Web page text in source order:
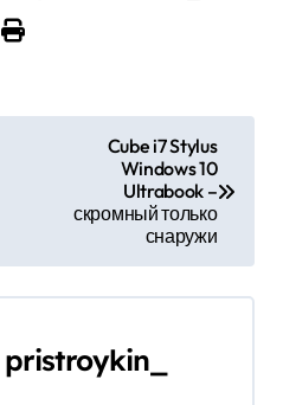
Cube i7 Stylus
Windows 10
Ultrabook –
скромный только
снаружи
pristroykin_